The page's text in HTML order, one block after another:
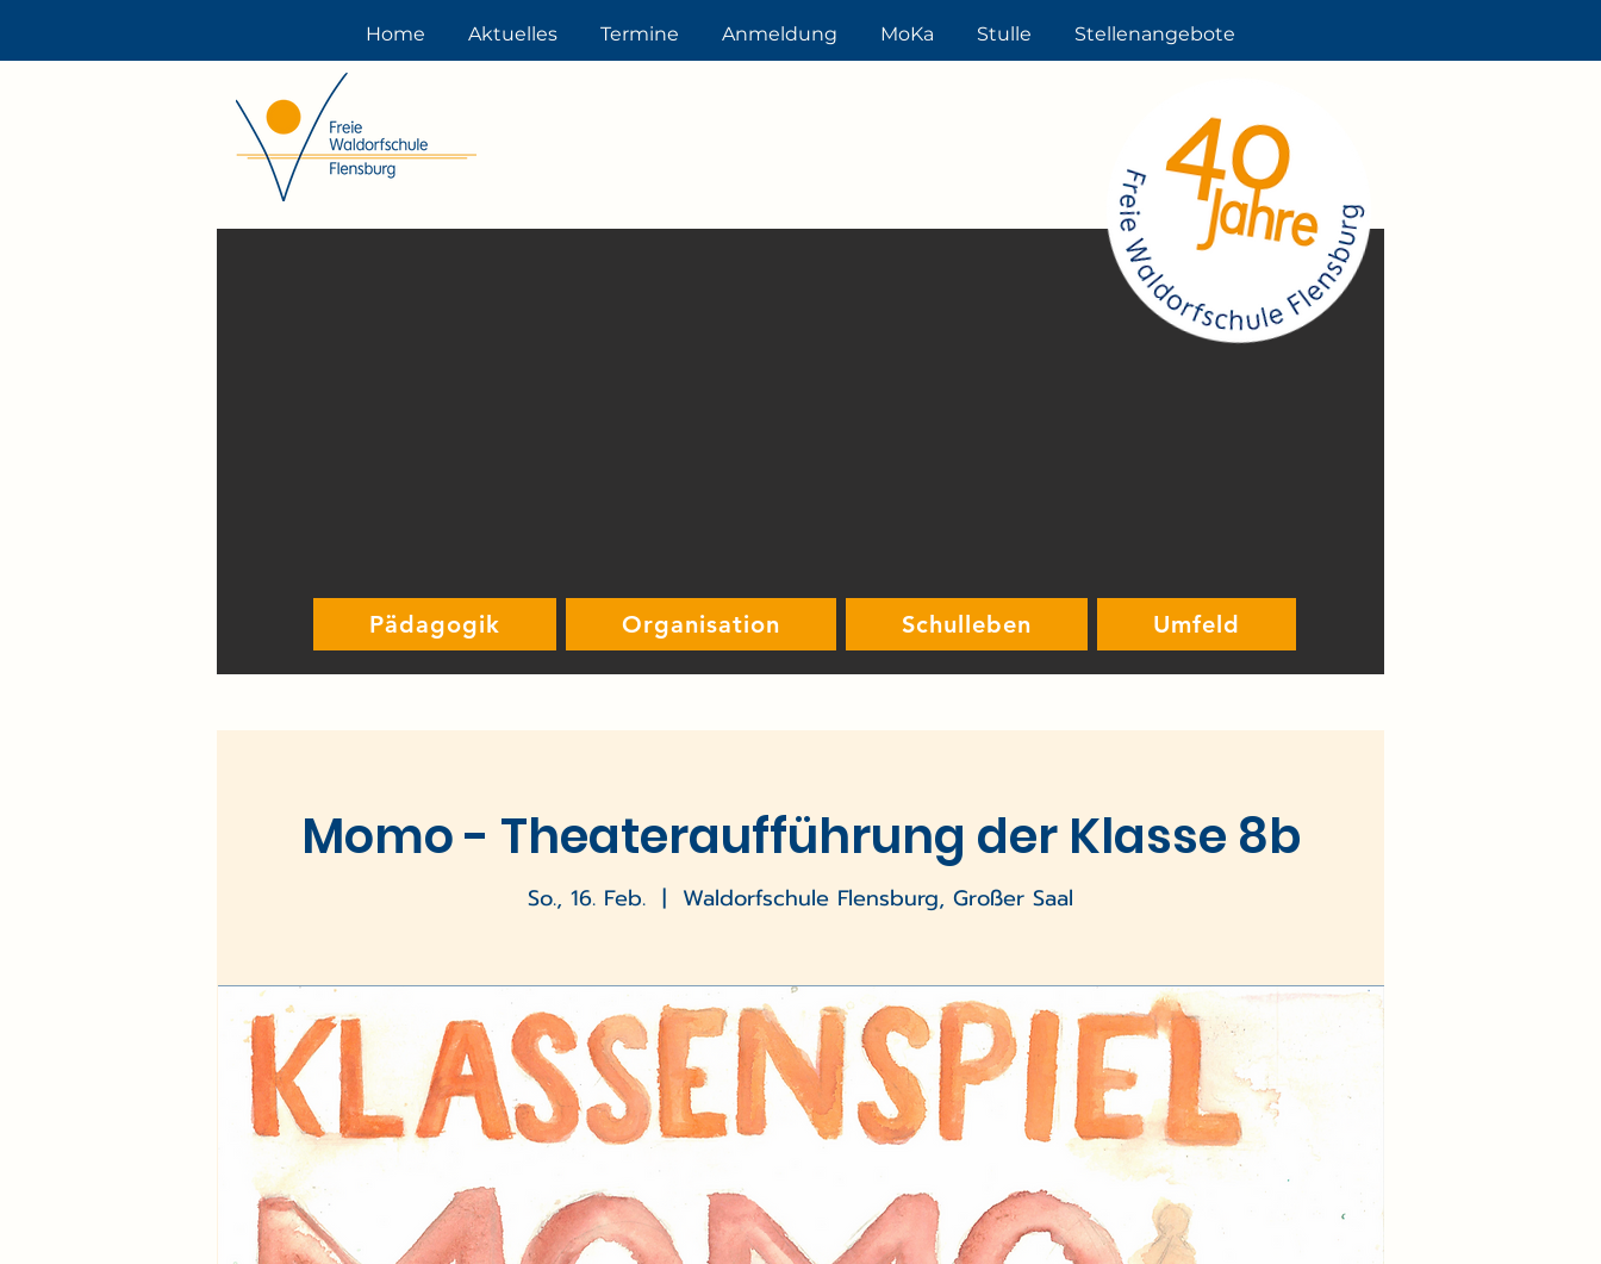
Home Aktuelles Termine Anmeldung MoKa Stulle Stellenangebote
Pädagogik Organisation Schulleben Umfeld
Momo - Theateraufführung der Klasse 8b
So., 16. Feb.
  |
Waldorfschule Flensburg, Großer Saal